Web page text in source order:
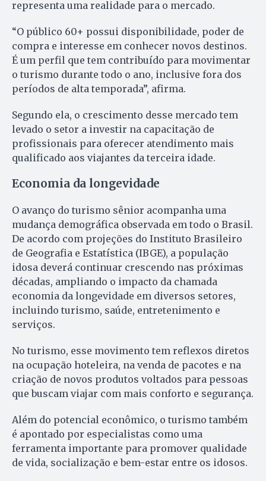
representa uma realidade para o mercado.
“O público 60+ possui disponibilidade, poder de
compra e interesse em conhecer novos destinos.
É um perfil que tem contribuído para movimentar
o turismo durante todo o ano, inclusive fora dos
períodos de alta temporada”, afirma.
Segundo ela, o crescimento desse mercado tem
levado o setor a investir na capacitação de
profissionais para oferecer atendimento mais
qualificado aos viajantes da terceira idade.
Economia da longevidade
O avanço do turismo sênior acompanha uma
mudança demográfica observada em todo o Brasil.
De acordo com projeções do Instituto Brasileiro
de Geografia e Estatística (IBGE), a população
idosa deverá continuar crescendo nas próximas
décadas, ampliando o impacto da chamada
economia da longevidade em diversos setores,
incluindo turismo, saúde, entretenimento e
serviços.
No turismo, esse movimento tem reflexos diretos
na ocupação hoteleira, na venda de pacotes e na
criação de novos produtos voltados para pessoas
que buscam viajar com mais conforto e segurança.
Além do potencial econômico, o turismo também
é apontado por especialistas como uma
ferramenta importante para promover qualidade
de vida, socialização e bem-estar entre os idosos.